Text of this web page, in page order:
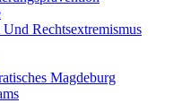
Rechtsextremismus
Magdeburg